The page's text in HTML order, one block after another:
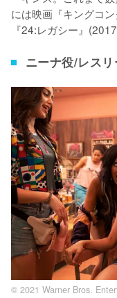
には映画『キングコ
『24:レガシー』
ニーナ役/レス
© 2021 Warner Bros.